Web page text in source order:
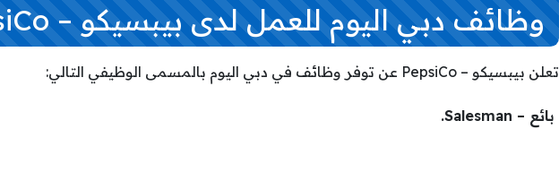
وظائف دبي اليوم للعمل لدى بيبسيكو – PepsiCo
تعلن بيبسيكو – PepsiCo عن توفر وظائف في دبي اليوم بالمسمى الوظيفي التالي:
‏ بائع – Salesman.